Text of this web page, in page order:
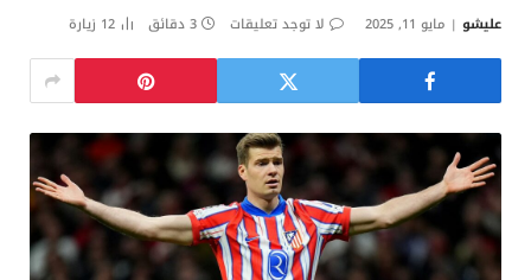
عليشو مايو 11, 2025 لا توجد تعليقات 3 دقائق 12 زيارة